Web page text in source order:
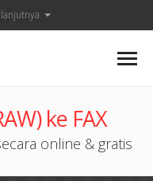
ke FAX
online & gratis